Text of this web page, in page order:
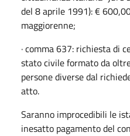
del 8 aprile 1991): €
maggiorenne;
· comma 637: richiesta di
stato civile formato da
persone diverse dal
atto.
Saranno improcedibili le
inesatto pagamento del